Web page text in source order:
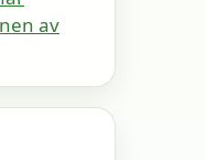
av